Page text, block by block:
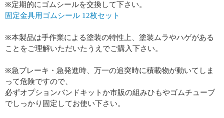
※定期的にゴムシールを交換して下さい。
固定金具用ゴムシール 12枚セット
※本製品は手作業による塗装の特性上、塗装ムラやハゲがある
ことをご理解いただいたうえでご購入下さい。
※急ブレーキ・急発進時、万一の追突時に積載物が動いてしま
って危険ですので、
必ずオプションバンドキットか市販の組みひもやゴムチューブ
でしっかり固定してお使い下さい。